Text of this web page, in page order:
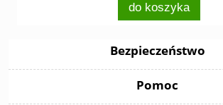
do koszyka
Bezpieczeństwo
Pomoc